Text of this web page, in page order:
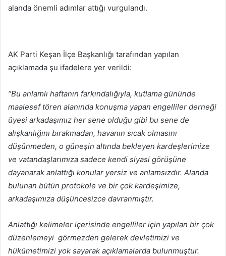
alanda önemli adımlar attığı vurgulandı.
AK Parti Keşan İlçe Başkanlığı tarafından yapılan
açıklamada şu ifadelere yer verildi:
“Bu anlamlı haftanın farkındalığıyla, kutlama gününde
maalesef tören alanında konuşma yapan engelliler derneği
üyesi arkadaşımız her sene olduğu gibi bu sene de
alışkanlığını bırakmadan, havanın sıcak olmasını
düşünmeden, o güneşin altında bekleyen kardeşlerimize
ve vatandaşlarımıza sadece kendi siyasi görüşüne
dayanarak anlattığı konular yersiz ve anlamsızdır. Alanda
bulunan bütün protokole ve bir çok kardeşimize,
arkadaşımıza düşüncesizce davranmıştır.
Anlattığı kelimeler içerisinde engelliler için yapılan bir çok
düzenlemeyi görmezden gelerek devletimizi ve
hükümetimizi yok sayarak açıklamalarda bulunmuştur.